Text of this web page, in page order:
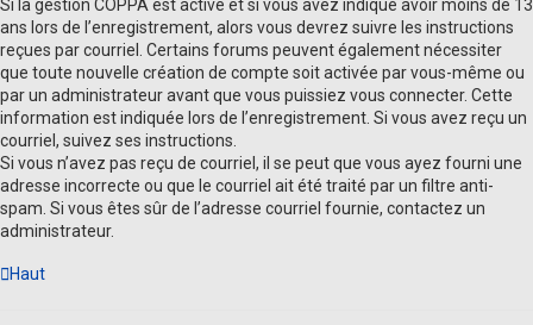
Si la gestion COPPA est active et si vous avez indiqué avoir moins de 13
ans lors de l’enregistrement, alors vous devrez suivre les instructions
reçues par courriel. Certains forums peuvent également nécessiter
que toute nouvelle création de compte soit activée par vous-même ou
par un administrateur avant que vous puissiez vous connecter. Cette
information est indiquée lors de l’enregistrement. Si vous avez reçu un
courriel, suivez ses instructions.
Si vous n’avez pas reçu de courriel, il se peut que vous ayez fourni une
adresse incorrecte ou que le courriel ait été traité par un filtre anti-
spam. Si vous êtes sûr de l’adresse courriel fournie, contactez un
administrateur.
Haut